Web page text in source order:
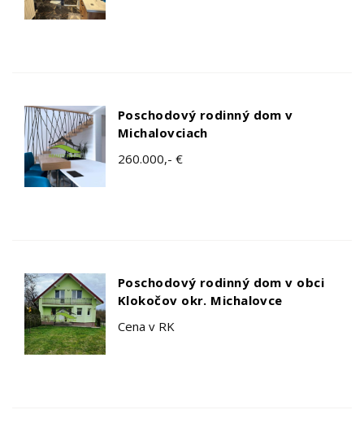
Poschodový rodinný dom v
Michalovciach
260.000,- €
Poschodový rodinný dom v obci
Klokočov okr. Michalovce
Cena v RK